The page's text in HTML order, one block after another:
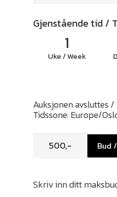
Gjenstående tid /
1
Uke / Week
Auksjonen avsluttes /
Tidssone: Europe/
Bud